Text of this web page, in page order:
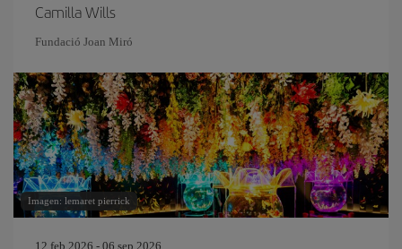
Camilla Wills
Fundació Joan Miró
Imagen: lemaret pierrick
12 feb 2026 - 06 sep 2026